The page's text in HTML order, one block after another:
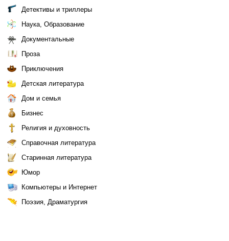
Детективы и триллеры
Наука, Образование
Документальные
Проза
Приключения
Детская литература
Дом и семья
Бизнес
Религия и духовность
Справочная литература
Старинная литература
Юмор
Компьютеры и Интернет
Поэзия, Драматургия